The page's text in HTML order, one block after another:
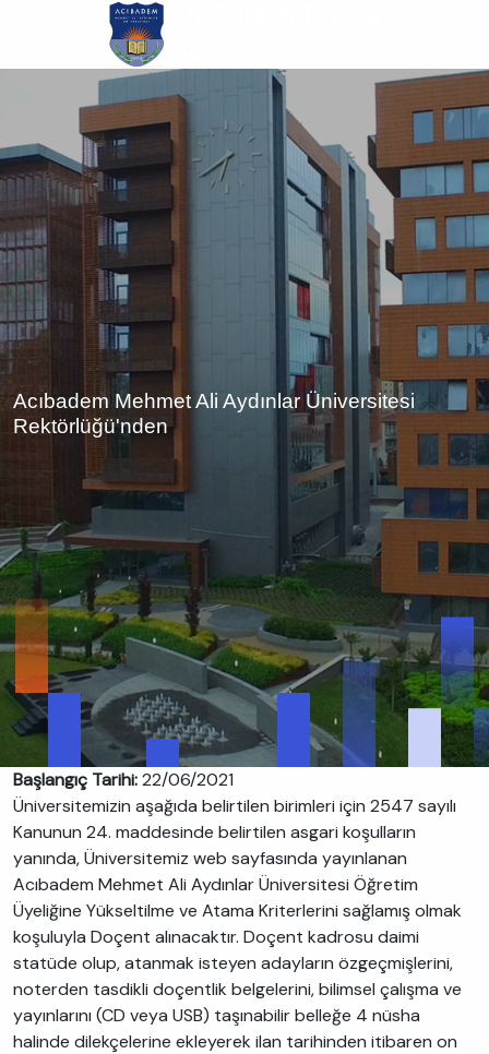
atla
Acıbadem Mehmet Ali Aydınlar Üniversitesi
Rektörlüğü'nden
Başlangıç Tarihi:22/06/2021
Üniversitemizin aşağıda belirtilen birimleri için 2547 sayılı
Kanunun 24. maddesinde belirtilen asgari koşulların
yanında, Üniversitemiz web sayfasında yayınlanan
Acıbadem Mehmet Ali Aydınlar Üniversitesi Öğretim
Üyeliğine Yükseltilme ve Atama Kriterlerini sağlamış olmak
koşuluyla Doçent alınacaktır. Doçent kadrosu daimi
statüde olup, atanmak isteyen adayların özgeçmişlerini,
noterden tasdikli doçentlik belgelerini, bilimsel çalışma ve
yayınlarını (CD veya USB) taşınabilir belleğe 4 nüsha
halinde dilekçelerine ekleyerek ilan tarihinden itibaren on